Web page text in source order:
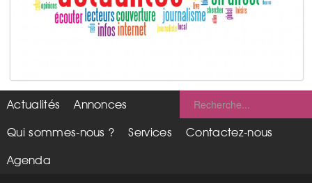
Actualités
Annonces
Qui sommes-nous ?
Services
Contactez-nous
Agenda